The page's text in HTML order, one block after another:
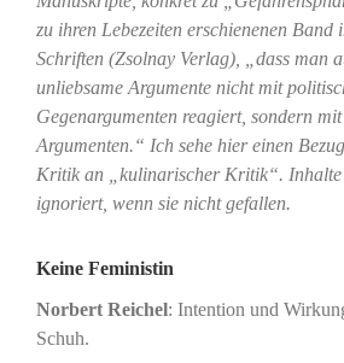
zu ihren Lebezeiten erschienenen
Schriften (Zsolnay Verlag), „dass man
unliebsame Argumente nicht mit
Gegenargumenten reagiert, sondern mit
Argumenten.“ Ich sehe hier einen
Kritik an „kulinarischer Kritik“. Inhalte
ignoriert, wenn sie nicht gefallen.
Keine Feministin
Norbert Reichel: Intention und
Schuh.